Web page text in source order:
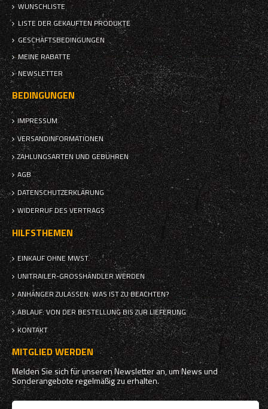
WUNSCHLISTE
LISTE DER GEKAUFTEN PRODUKTE
GESCHÄFTSBEDINGUNGEN
MEINE RABATTE
NEWSLETTER
BEDINGUNGEN
IMPRESSUM
VERSANDINFORMATIONEN
ZAHLUNGSARTEN UND GEBÜHREN
AGB
DATENSCHUTZERKLÄRUNG
WIDERRUF DES VERTRAGS
HILFSTHEMEN
EINKAUF OHNE MWST.
UNITRAILER-GROSSHÄNDLER WERDEN
ANHÄNGER ZULASSEN: WAS IST ZU BEACHTEN?
ABLAUF: VON DER BESTELLUNG BIS ZUR LIEFERUNG
KONTAKT
MITGLIED WERDEN
Melden Sie sich für unseren Newsletter an, um News und
Sonderangebote regelmäßig zu erhalten.